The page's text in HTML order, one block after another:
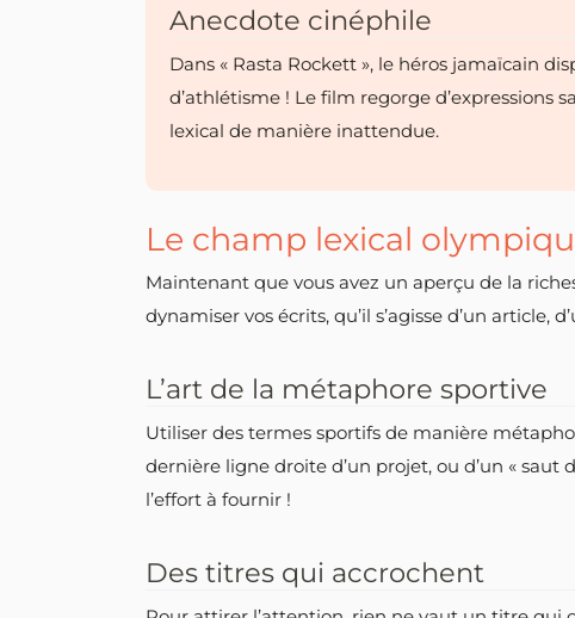
Anecdote cinéphile
Dans « Rasta Rockett », le héros jamaïcain
d’athlétisme ! Le film regorge d’expressions
lexical de manière inattendue.
Le champ lexical
Maintenant que vous avez un aperçu de la
dynamiser vos écrits, qu’il s’agisse d’un article,
L’art de la métaphore sportive
Utiliser des termes sportifs de manière
dernière ligne droite d’un projet, ou d’un «
l’effort à fournir !
Des titres qui accrochent